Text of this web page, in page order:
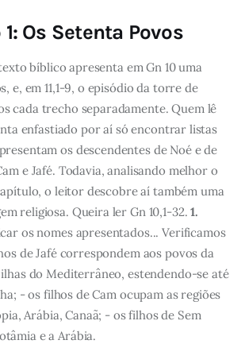
Os Setenta Povos
bíblico apresenta em Gn 10 uma
e, em 11,1-9, o episódio da torre de
cada trecho separadamente. Quem lê
enfastiado por aí só encontrar listas
os descendentes de Noé e de
e Jafé. Todavia, analisando melhor o
o leitor descobre aí também uma
religiosa. Queira ler Gn 10,1-32.1.
os nomes apresentados... Verificamos
de Jafé correspondem aos povos da
do Mediterrâneo, estendendo-se até
- os filhos de Cam ocupam as regiões
Arábia, Canaã; - os filhos de Sem
e a Arábia.